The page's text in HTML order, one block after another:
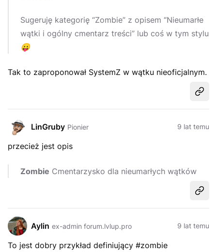
Sugeruję kategorię “Zombie” z opisem “Nieumarłe
wątki i ogólny cmentarz treści” lub coś w tym stylu
😛
Tak to zaproponował SystemZ w wątku nieoficjalnym.
LinGruby Pionier 9 lat temu
przecież jest opis
Zombie Cmentarzysko dla nieumarłych wątków
Aylin ex-admin forum.lvlup.pro 9 lat temu
To jest dobry przykład definiujący #zombie